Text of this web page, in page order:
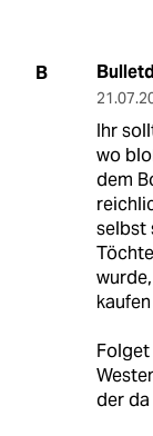
B
Ihr
wo
dem
selbst
der da